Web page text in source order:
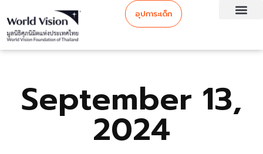
อุปการะเด็ก
September 13,
2024